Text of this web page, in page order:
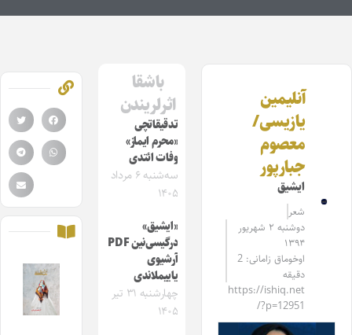
آنلیمین
یازیسی/
معصوم
جبارپور
ایشیق
شعر
دوشنبه ۲ شهریور
۱۳۹۴
اوخوماق زامانی: 2
دقیقه
https://ishiq.net
/?p=12951
باشقا
اثرلریندن
تدقیقاتچی
«محرم ایماز»
وفات ائتدی
سه‌شنبه ۶ مرداد
۱۴۰۵
«ایشیق»
درگیسی‌نین PDF
آرشیوی
یاییملاندی
چهارشنبه ۳۱ تیر
۱۴۰۵